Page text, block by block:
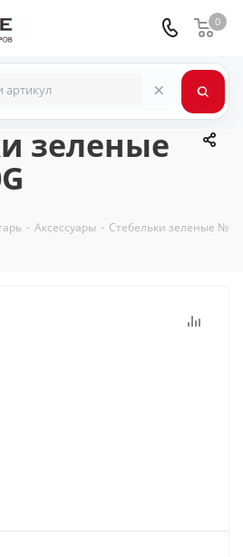
0
×
зеленые
- Аксессуары - Стебельки зеленые №